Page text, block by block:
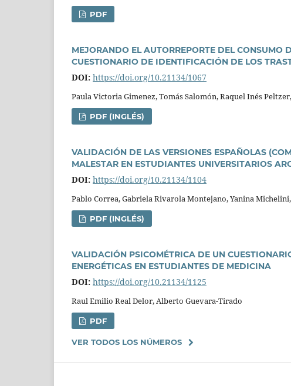
PDF
MEJORANDO EL AUTORREPORTE DEL CONSUMO
CUESTIONARIO DE IDENTIFICACIÓN DE LOS
DOI: https://doi.org/10.21134/1067
Paula Victoria Gimenez, Tomás Salomón, Raquel Inés
PDF (INGLÉS)
VALIDACIÓN DE LAS VERSIONES ESPAÑOLAS
MALESTAR EN ESTUDIANTES UNIVERSITARIOS
DOI: https://doi.org/10.21134/1104
Pablo Correa, Gabriela Rivarola Montejano, Yanina
PDF (INGLÉS)
VALIDACIÓN PSICOMÉTRICA DE UN
ENERGÉTICAS EN ESTUDIANTES DE MEDICINA
DOI: https://doi.org/10.21134/1125
Raul Emilio Real Delor, Alberto Guevara-Tirado
PDF
VER TODOS LOS NÚMEROS